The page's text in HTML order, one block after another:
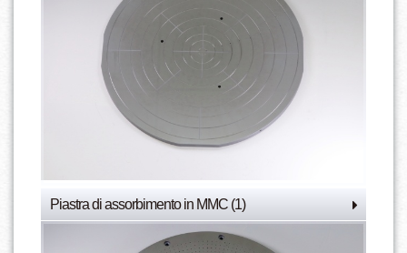
Piastra di assorbimento in MMC (1)